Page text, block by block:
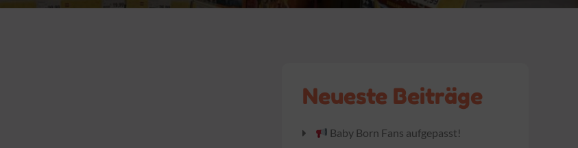
Neueste Beiträge
Baby Born Fans aufgepasst!